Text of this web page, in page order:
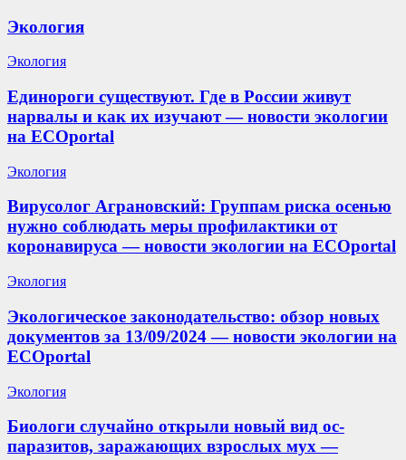
Экология
Экология
Единороги существуют. Где в России живут
нарвалы и как их изучают — новости экологии
на ECOportal
Экология
Вирусолог Аграновский: Группам риска осенью
нужно соблюдать меры профилактики от
коронавируса — новости экологии на ECOportal
Экология
Экологическое законодательство: обзор новых
документов за 13/09/2024 — новости экологии на
ECOportal
Экология
Биологи случайно открыли новый вид ос-
паразитов, заражающих взрослых мух —